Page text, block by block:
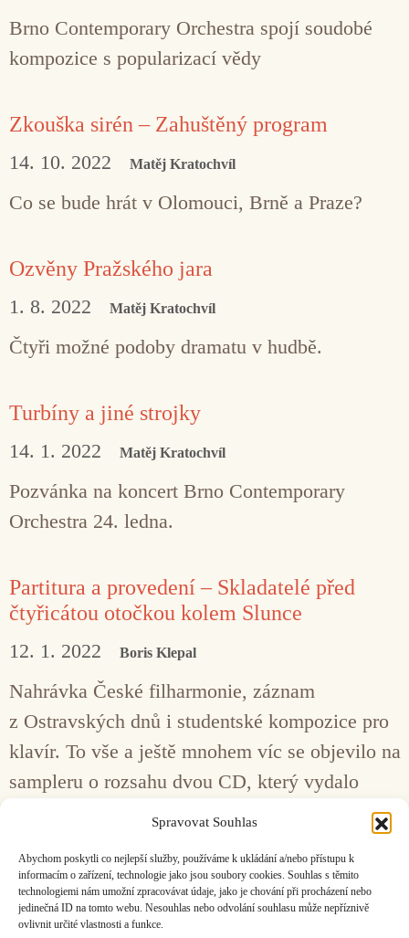
Spravovat Souhlas
Abychom poskytli co nejlepší služby, používáme k ukládání a/nebo přístupu k
informacím o zařízení, technologie jako jsou soubory cookies. Souhlas s těmito
technologiemi nám umožní zpracovávat údaje, jako je chování při procházení nebo
jedinečná ID na tomto webu. Nesouhlas nebo odvolání souhlasu může nepříznivě
ovlivnit určité vlastnosti a funkce.
Brno Contemporary Orchestra spojí soudobé
kompozice s popularizací vědy
Zkouška sirén – Zahuštěný program
14. 10. 2022 Matěj Kratochvíl
Co se bude hrát v Olomouci, Brně a Praze?
Ozvěny Pražského jara
1. 8. 2022 Matěj Kratochvíl
Čtyři možné podoby dramatu v hudbě.
Turbíny a jiné strojky
14. 1. 2022 Matěj Kratochvíl
Pozvánka na koncert Brno Contemporary
Orchestra 24. ledna.
Partitura a provedení – Skladatelé před
čtyřicátou otočkou kolem Slunce
12. 1. 2022 Boris Klepal
Nahrávka České filharmonie, záznam
z Ostravských dnů i studentské kompozice pro
klavír. To vše a ještě mnohem víc se objevilo na
sampleru o rozsahu dvou CD, který vydalo
Stránka
1 Stránka
2 Stránka
3 Další→